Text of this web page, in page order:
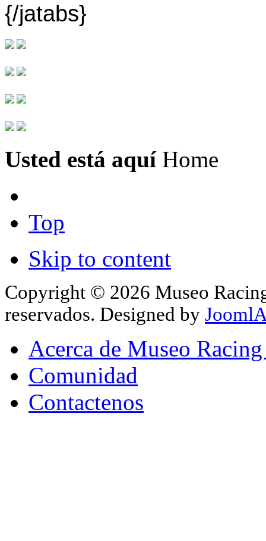
{/jatabs}
Usted está aquí Home
Top
Skip to content
Copyright © 2026 Museo
reservados. Designed by
Acerca de Museo
Comunidad
Contactenos